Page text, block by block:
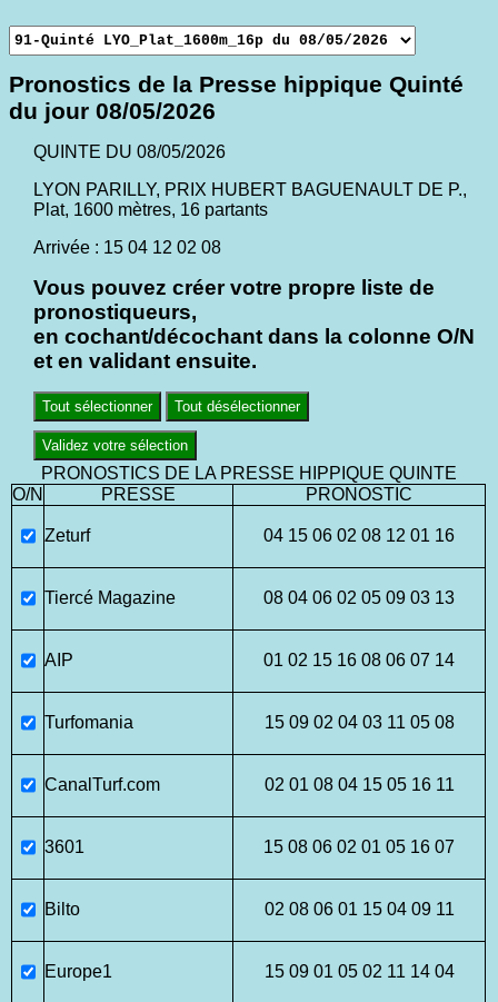
Pronostics de la Presse hippique Quinté
du jour 08/05/2026
QUINTE DU 08/05/2026
LYON PARILLY, PRIX HUBERT BAGUENAULT DE P.,
Plat, 1600 mètres, 16 partants
Arrivée : 15 04 12 02 08
Vous pouvez créer votre propre liste de
pronostiqueurs,
en cochant/décochant dans la colonne O/N
et en validant ensuite.
Tout sélectionner Tout désélectionner
Validez votre sélection
PRONOSTICS DE LA PRESSE HIPPIQUE QUINTE
O/N
PRESSE PRONOSTIC
Zeturf 04 15 06 02 08 12 01 16
Tiercé Magazine 08 04 06 02 05 09 03 13
AIP 01 02 15 16 08 06 07 14
Turfomania 15 09 02 04 03 11 05 08
CanalTurf.com 02 01 08 04 15 05 16 11
3601 15 08 06 02 01 05 16 07
Bilto 02 08 06 01 15 04 09 11
Europe1 15 09 01 05 02 11 14 04